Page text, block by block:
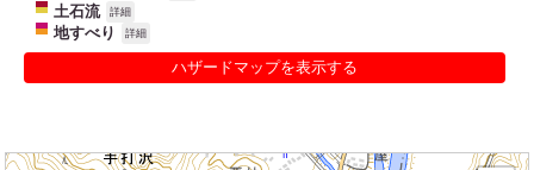
土石流 詳細
地すべり 詳細
ハザードマップを表示する